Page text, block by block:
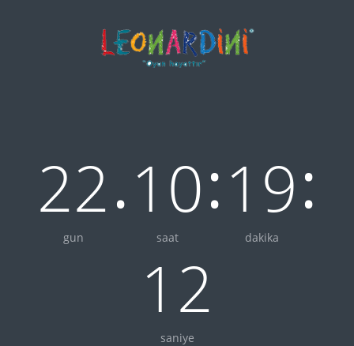
22
gun
.10
saat
:19
dakika
:
12
saniye